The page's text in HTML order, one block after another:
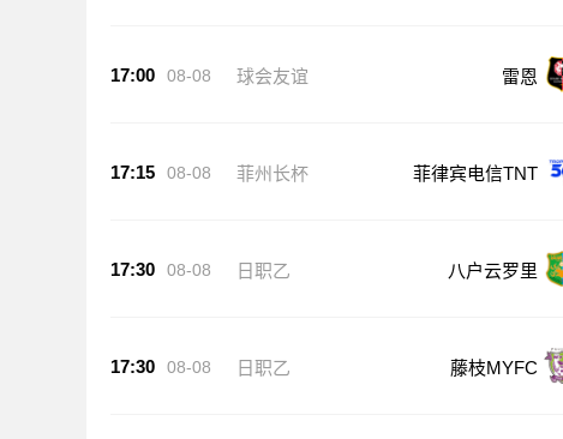
17:00 08-08 球会友谊 雷恩
17:15 08-08 菲州长杯 菲律宾电信TNT
17:30 08-08 日职乙 八户云罗里
17:30 08-08 日职乙 藤枝MYFC